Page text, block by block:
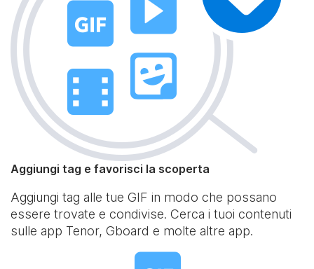
Aggiungi tag e favorisci la scoperta
Aggiungi tag alle tue GIF in modo che possano
essere trovate e condivise. Cerca i tuoi contenuti
sulle app Tenor, Gboard e molte altre app.